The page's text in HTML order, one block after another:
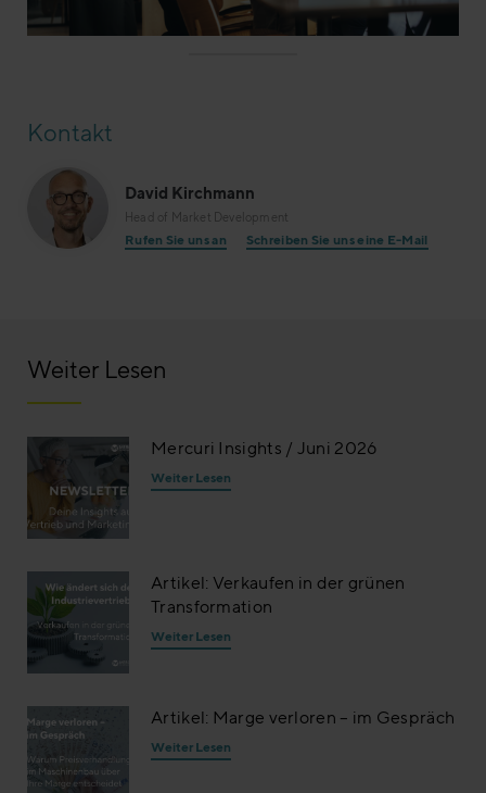
Kontakt
David Kirchmann
Head of Market Development
Rufen Sie uns an Schreiben Sie uns eine E-Mail
Weiter Lesen
Mercuri Insights / Juni 2026
Weiter Lesen
Artikel: Verkaufen in der grünen
Transformation
Weiter Lesen
Artikel: Marge verloren – im Gespräch
Weiter Lesen